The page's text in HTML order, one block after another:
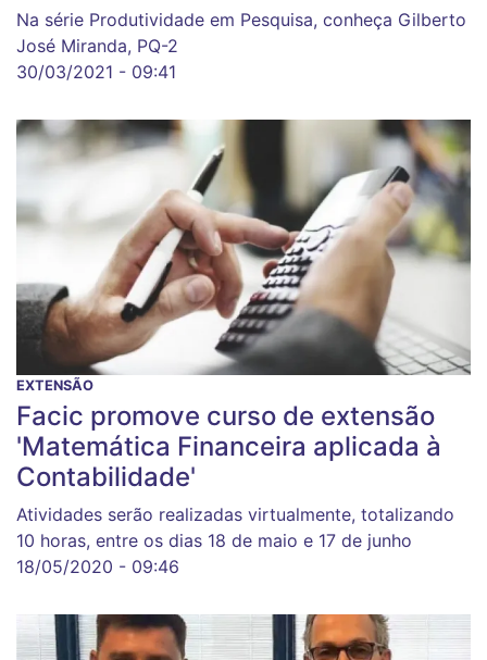
Na série Produtividade em Pesquisa, conheça Gilberto
José Miranda, PQ-2
30/03/2021 - 09:41
EXTENSÃO
Facic promove curso de extensão
'Matemática Financeira aplicada à
Contabilidade'
Atividades serão realizadas virtualmente, totalizando
10 horas, entre os dias 18 de maio e 17 de junho
18/05/2020 - 09:46